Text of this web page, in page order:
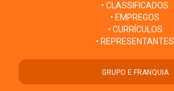
• CLASSIFICADOS
• EMPREGOS
• CURRÍCULOS
• REPRESENTANTES
GRUPO E FRANQUIA